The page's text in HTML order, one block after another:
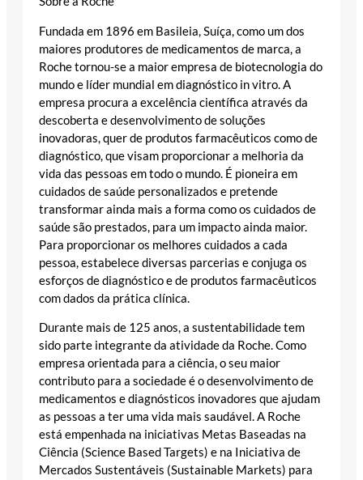
Fundada em 1896 em Basileia, Suíça, como um dos
maiores produtores de medicamentos de marca, a
Roche tornou-se a maior empresa de biotecnologia do
mundo e líder mundial em diagnóstico in vitro. A
empresa procura a excelência científica através da
descoberta e desenvolvimento de soluções
inovadoras, quer de produtos farmacêuticos como de
diagnóstico, que visam proporcionar a melhoria da
vida das pessoas em todo o mundo. É pioneira em
cuidados de saúde personalizados e pretende
transformar ainda mais a forma como os cuidados de
saúde são prestados, para um impacto ainda maior.
Para proporcionar os melhores cuidados a cada
pessoa, estabelece diversas parcerias e conjuga os
esforços de diagnóstico e de produtos farmacêuticos
com dados da prática clínica.
Durante mais de 125 anos, a sustentabilidade tem
sido parte integrante da atividade da Roche. Como
empresa orientada para a ciência, o seu maior
contributo para a sociedade é o desenvolvimento de
medicamentos e diagnósticos inovadores que ajudam
as pessoas a ter uma vida mais saudável. A Roche
está empenhada na iniciativas Metas Baseadas na
Ciência (Science Based Targets) e na Iniciativa de
Mercados Sustentáveis (Sustainable Markets) para